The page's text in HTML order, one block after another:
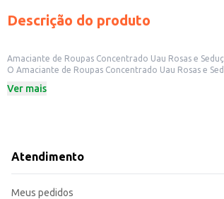
Descrição do produto
Amaciante de Roupas Concentrado Uau Rosas e
O Amaciante de Roupas Concentrado Uau Rosas e
Dicas de Uso:
Ver mais
Atendimento
Meus pedidos